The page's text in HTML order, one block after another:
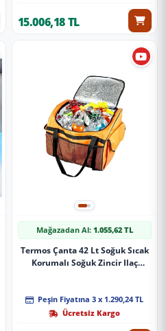
15.006,18 TL
Mağazadan Al: 1.055,62 TL
Termos Çanta 42 Lt Soğuk Sıcak
Korumalı Soğuk Zincir Ilaç
Peşin Fiyatına 3 x 1.290,24 TL
Ücretsiz Kargo